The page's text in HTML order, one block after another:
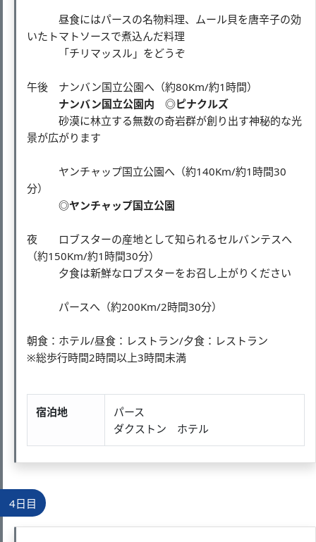
昼食にはパースの名物料理、ムール貝を唐辛子の効
いたトマトソースで煮込んだ料理
「チリマッスル」をどうぞ
午後 ナンバン国立公園へ（約80Km/約1時間）
ナンバン国立公園内 ◎ピナクルズ
砂漠に林立する無数の奇岩群が創り出す神秘的な光
景が広がります
ヤンチャップ国立公園へ（約140Km/約1時間30
分）
◎ヤンチャップ国立公園
夜 ロブスターの産地として知られるセルバンテスへ
（約150Km/約1時間30分）
夕食は新鮮なロブスターをお召し上がりください
パースへ（約200Km/2時間30分）
朝食：ホテル/昼食：レストラン/夕食：レストラン
※総歩行時間2時間以上3時間未満
宿泊地
パース
ダクストン ホテル
4日目